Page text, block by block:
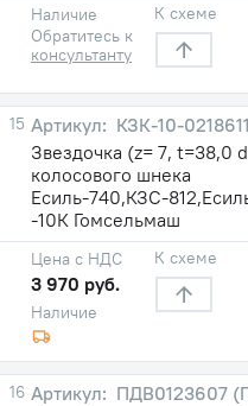
Наличие
Обратитесь к
консультанту
К схеме
15
КЗК-10-0218611
Звездочка (z= 7, t=38,0
колосового шнека
Есиль-740,КЗС-
-10К Гомсельмаш
Наличие
Цена с НДС
3 970 руб.
К схеме
16
ПДВ0123607